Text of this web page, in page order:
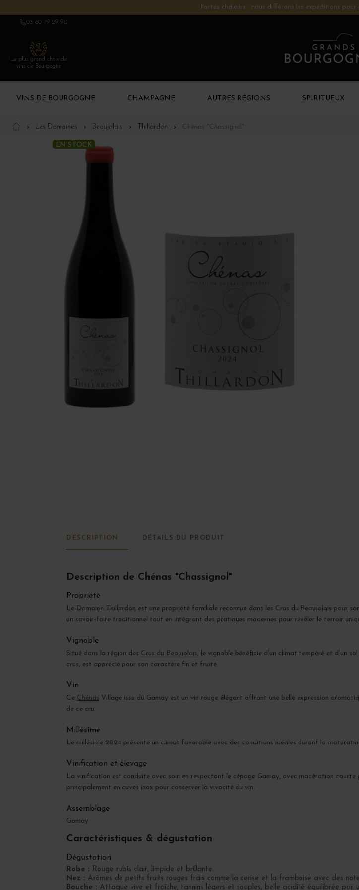
Fortes chaleurs : nous différons les expéditions
03 80 79 29 90
Le plus grand choix de
vins de Bourgogne
VINS DE BOURGOGNE CHAMPAGNE AUTRES RÉGIONS SPIRITUEUX
Les Domaines Beaujolais Thillardon Chénas "Chassignol"
EN STOCK
DESCRIPTION DÉTAILS DU PRODUIT
Description de Chénas "Chassignol"
Propriété
Le Domaine Thillardon est une propriété familiale reconnue dans les Crus du Beaujolais pour
un savoir-faire traditionnel tout en intégrant des pratiques modernes pour révéler le terroir
Vignoble
Situé dans la région des Crus du Beaujolais, le vignoble bénéficie d’un climat tempéré et d’un
crus, est apprécié pour son caractère fin et fruité.
Vin
Ce Chénas Village issu du Gamay est un vin rouge élégant offrant une belle expression
de ce cru.
Millésime
Le millésime 2024 présente un climat favorable avec des conditions idéales durant la
Vinification et élevage
La vinification est conduite avec soin en respectant le cépage Gamay, avec macération
principalement en cuves inox pour conserver la vivacité du vin.
Assemblage
Gamay
Caractéristiques & dégustation
Dégustation
Robe : Rouge rubis clair, limpide et brillante.
Nez : Arômes de petits fruits rouges frais comme la cerise et la framboise avec des
Bouche : Attaque vive et fraîche, tannins légers et souples, belle acidité équilibrée par